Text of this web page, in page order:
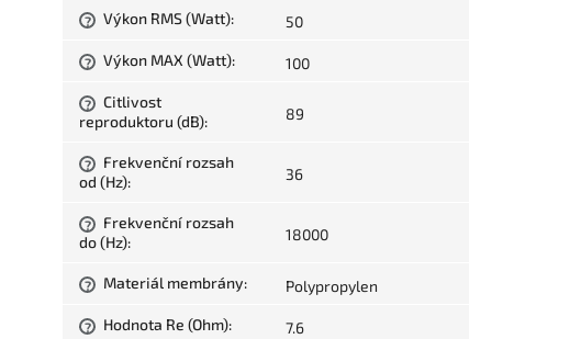
? Výkon RMS (Watt): 50
? Výkon MAX (Watt): 100
?
Citlivost
reproduktoru (dB): 89
?
Frekvenční rozsah
od (Hz): 36
?
Frekvenční rozsah
do (Hz): 18000
? Materiál membrány: Polypropylen
? Hodnota Re (Ohm): 7.6